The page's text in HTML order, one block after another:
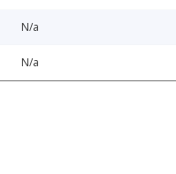
N/a
N/a